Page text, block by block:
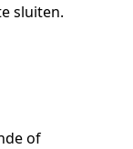
sluiten.
of